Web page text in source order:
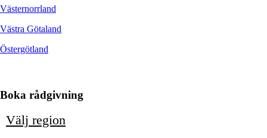
Västernorrland
Västra Götaland
Östergötland
Boka rådgivning
Välj region